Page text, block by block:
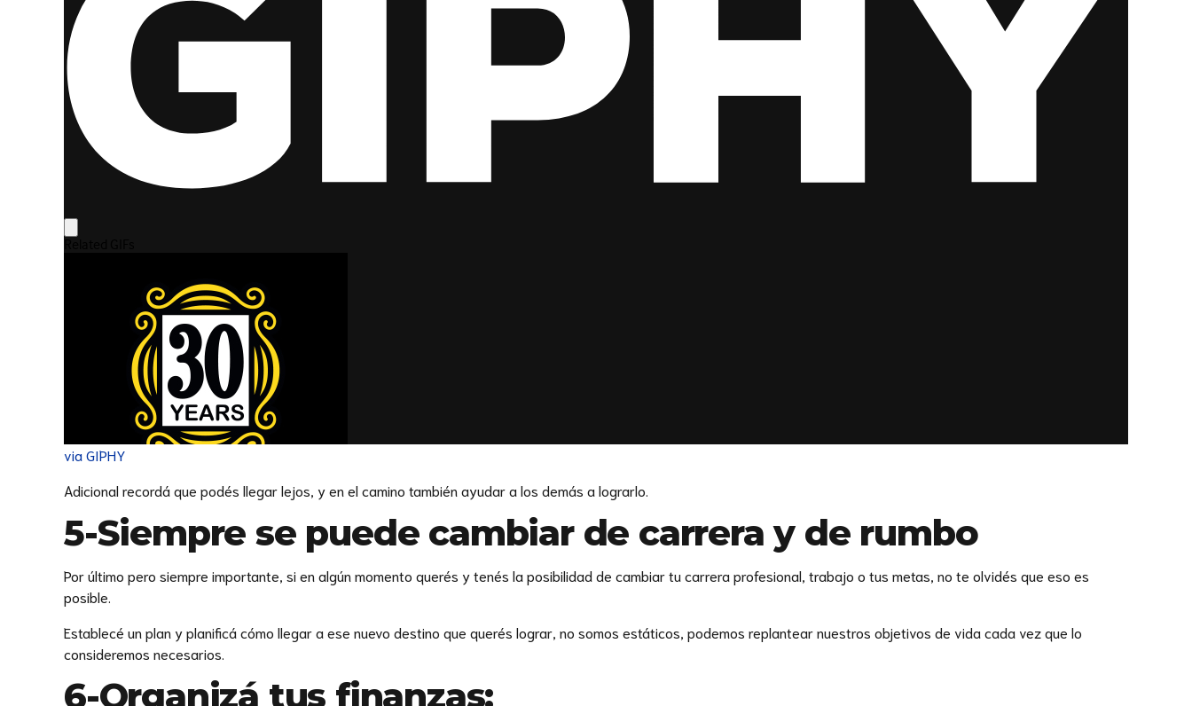
via GIPHY
Adicional recordá que podés llegar lejos, y en el camino también ayudar a los demás a lograrlo.
5-Siempre se puede cambiar de carrera y de rumbo
Por último pero siempre importante, si en algún momento querés y tenés la posibilidad de cambiar tu carrera profesional, trabajo o tus metas, no te olvidés que eso es
posible.
Establecé un plan y planificá cómo llegar a ese nuevo destino que querés lograr, no somos estáticos, podemos replantear nuestros objetivos de vida cada vez que lo
consideremos necesarios.
6-Organizá tus finanzas: